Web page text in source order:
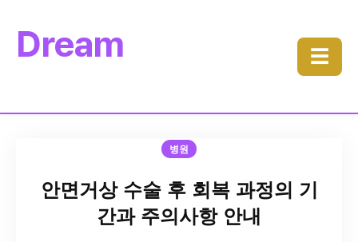
Dream ☰
병원
안면거상 수술 후 회복 과정의 기
간과 주의사항 안내